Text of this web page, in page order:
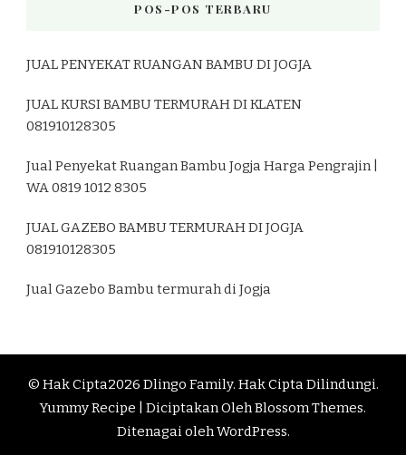
POS-POS TERBARU
JUAL PENYEKAT RUANGAN BAMBU DI JOGJA
JUAL KURSI BAMBU TERMURAH DI KLATEN
081910128305
Jual Penyekat Ruangan Bambu Jogja Harga Pengrajin |
WA 0819 1012 8305
JUAL GAZEBO BAMBU TERMURAH DI JOGJA
081910128305
Jual Gazebo Bambu termurah di Jogja
© Hak Cipta2026 Dlingo Family. Hak Cipta Dilindungi.
Yummy Recipe | Diciptakan OlehBlossom Themes.
Ditenagai olehWordPress.